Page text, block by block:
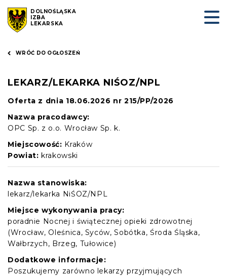
DOLNOŚLĄSKA
IZBA
LEKARSKA
WRÓĆ DO OGŁOSZEŃ
LEKARZ/LEKARKA NIŚOZ/NPL
Oferta z dnia 18.06.2026 nr 215/PP/2026
Nazwa pracodawcy:
OPC Sp. z o.o. Wrocław Sp. k.
Miejscowość: Kraków
Powiat: krakowski
Nazwa stanowiska:
lekarz/lekarka NiŚOZ/NPL
Miejsce wykonywania pracy:
poradnie Nocnej i świątecznej opieki zdrowotnej
(Wrocław, Oleśnica, Syców, Sobótka, Środa Śląska,
Wałbrzych, Brzeg, Tułowice)
Dodatkowe informacje:
Poszukujemy zarówno lekarzy przyjmujących